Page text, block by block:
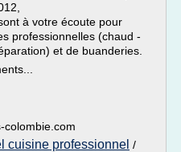
à votre écoute pour
professionnelles (chaud -
et de buanderies.
colombie.com
cuisine professionnel /